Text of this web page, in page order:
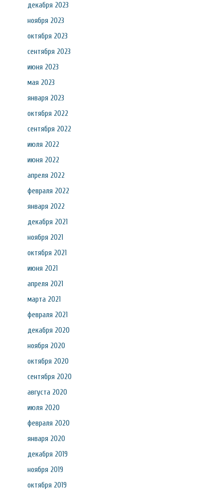
декабря 2023
ноября 2023
октября 2023
сентября 2023
июня 2023
мая 2023
января 2023
октября 2022
сентября 2022
июля 2022
июня 2022
апреля 2022
февраля 2022
января 2022
декабря 2021
ноября 2021
октября 2021
июня 2021
апреля 2021
марта 2021
февраля 2021
декабря 2020
ноября 2020
октября 2020
сентября 2020
августа 2020
июля 2020
февраля 2020
января 2020
декабря 2019
ноября 2019
октября 2019